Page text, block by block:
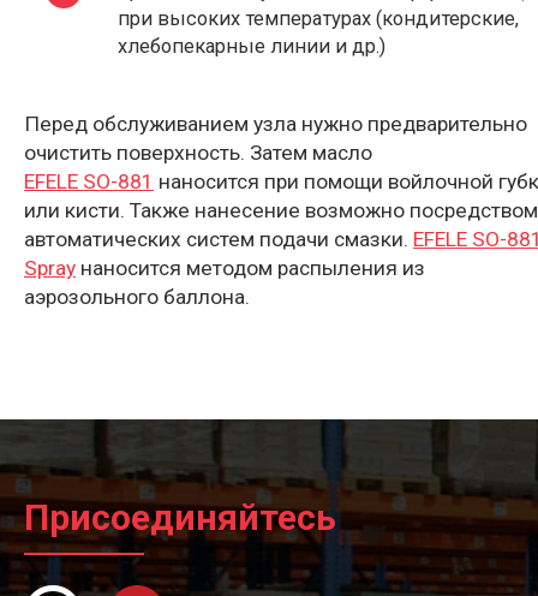
при высоких температурах (кондитерские,
хлебопекарные линии и др.)
Перед обслуживанием узла нужно предварительно
очистить поверхность. Затем масло
EFELE SO-881 наносится при помощи войлочной
или кисти. Также нанесение возможно посредством
автоматических систем подачи смазки. EFELE SO-
Spray наносится методом распыления из
аэрозольного баллона.
Присоединяйтесь